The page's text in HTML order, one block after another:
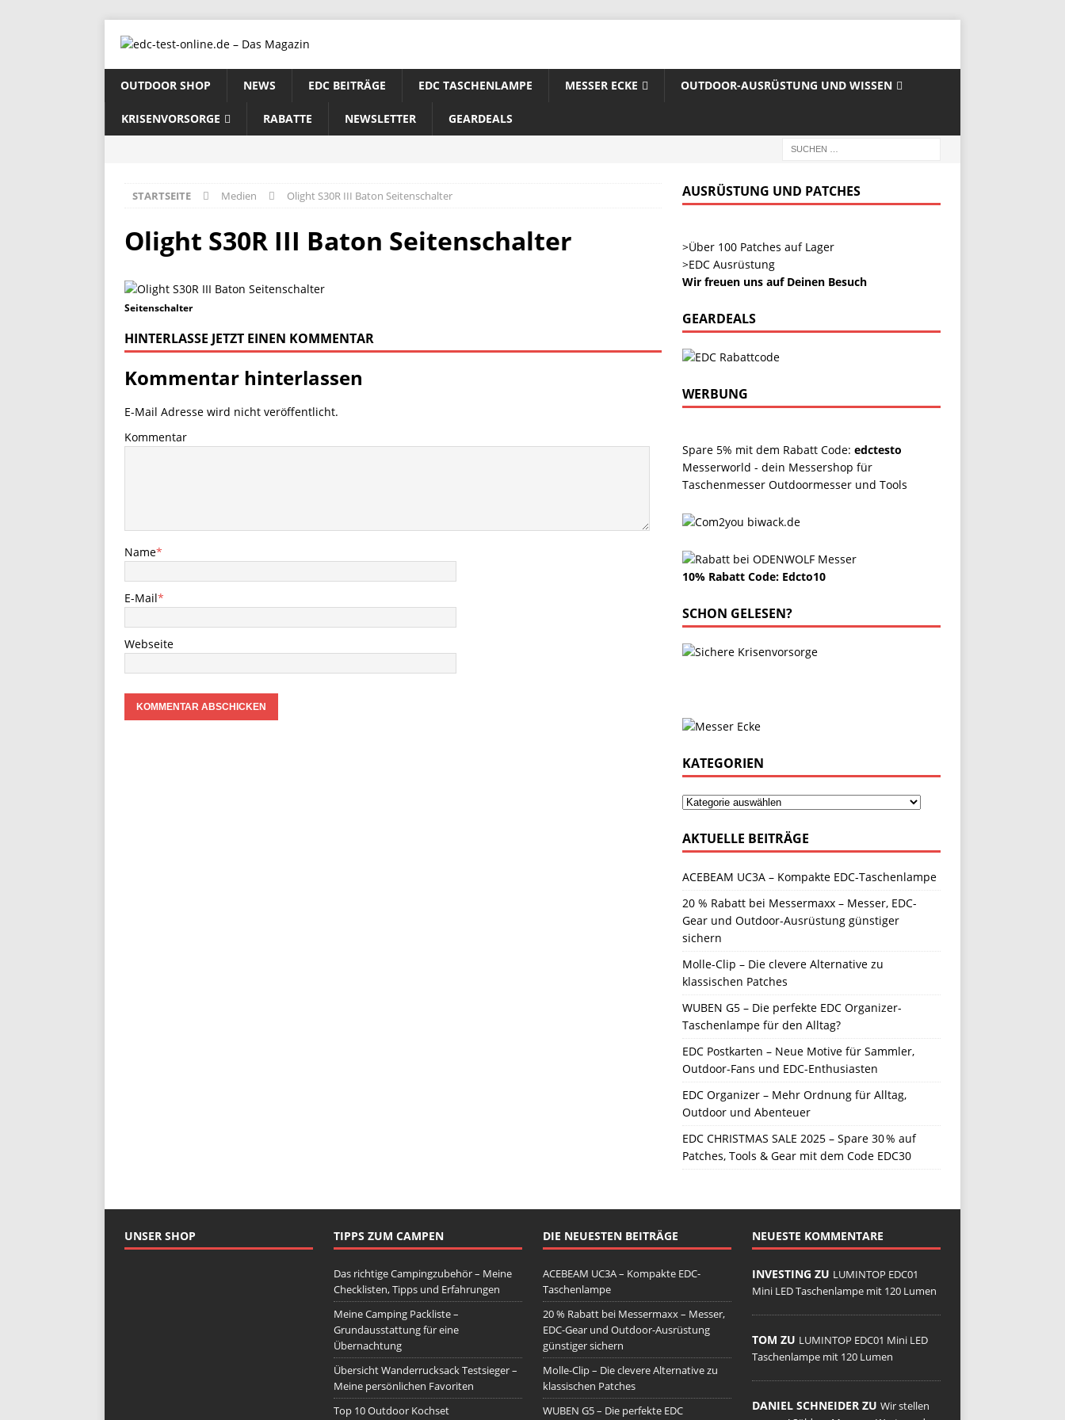
OUTDOOR SHOP NEWS EDC BEITRÄGE EDC TASCHENLAMPE MESSER ECKE OUTDOOR-AUSRÜSTUNG UND WISSEN
KRISENVORSORGE RABATTE NEWSLETTER GEARDEALS
STARTSEITE Medien Olight S30R III Baton Seitenschalter
Olight S30R III Baton Seitenschalter
Seitenschalter
HINTERLASSE JETZT EINEN KOMMENTAR
Kommentar hinterlassen
E-Mail Adresse wird nicht veröffentlicht.
Kommentar
Name*
E-Mail*
Webseite
AUSRÜSTUNG UND PATCHES
>Über 100 Patches auf Lager
>EDC Ausrüstung
Wir freuen uns auf Deinen Besuch
GEARDEALS
WERBUNG
Spare 5% mit dem Rabatt Code: edctesto
Messerworld - dein Messershop für
Taschenmesser Outdoormesser und Tools
10% Rabatt Code: Edcto10
SCHON GELESEN?
KATEGORIEN
AKTUELLE BEITRÄGE
ACEBEAM UC3A – Kompakte EDC-Taschenlampe
20 % Rabatt bei Messermaxx – Messer, EDC-
Gear und Outdoor-Ausrüstung günstiger
sichern
Molle-Clip – Die clevere Alternative zu
klassischen Patches
WUBEN G5 – Die perfekte EDC Organizer-
Taschenlampe für den Alltag?
EDC Postkarten – Neue Motive für Sammler,
Outdoor-Fans und EDC-Enthusiasten
EDC Organizer – Mehr Ordnung für Alltag,
Outdoor und Abenteuer
EDC CHRISTMAS SALE 2025 – Spare 30 % auf
Patches, Tools & Gear mit dem Code EDC30
UNSER SHOP TIPPS ZUM CAMPEN
Das richtige Campingzubehör – Meine
Checklisten, Tipps und Erfahrungen
Meine Camping Packliste –
Grundausstattung für eine
Übernachtung
Übersicht Wanderrucksack Testsieger –
Meine persönlichen Favoriten
Top 10 Outdoor Kochset
DIE NEUESTEN BEITRÄGE
ACEBEAM UC3A – Kompakte EDC-
Taschenlampe
20 % Rabatt bei Messermaxx – Messer,
EDC-Gear und Outdoor-Ausrüstung
günstiger sichern
Molle-Clip – Die clevere Alternative zu
klassischen Patches
WUBEN G5 – Die perfekte EDC
NEUESTE KOMMENTARE
INVESTING ZU LUMINTOP EDC01
Mini LED Taschenlampe mit 120 Lumen
TOM ZU LUMINTOP EDC01 Mini LED
Taschenlampe mit 120 Lumen
DANIEL SCHNEIDER ZU Wir stellen